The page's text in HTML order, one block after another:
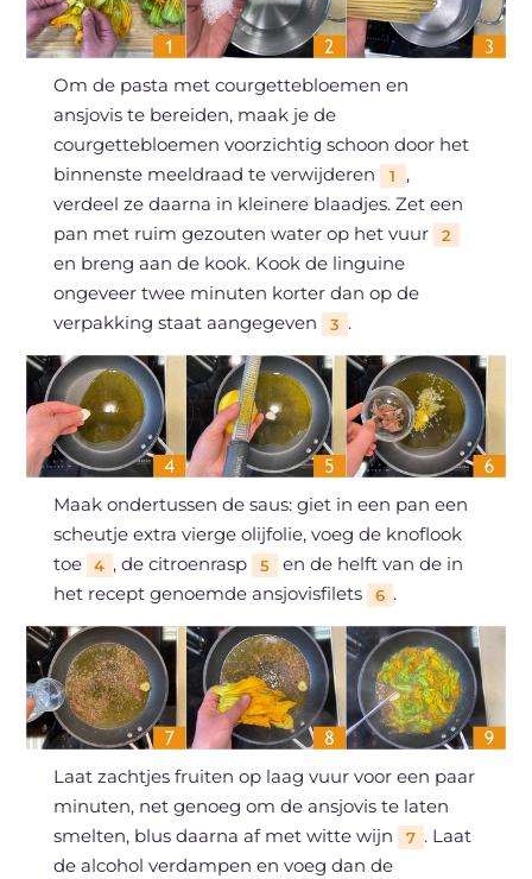
Om de pasta met courgettebloemen en
ansjovis te bereiden, maak je de
courgettebloemen voorzichtig schoon door het
binnenste meeldraad te verwijderen
1
,
verdeel ze daarna in kleinere blaadjes. Zet een
pan met ruim gezouten water op het vuur
2
en breng aan de kook. Kook de linguine
ongeveer twee minuten korter dan op de
verpakking staat aangegeven
3 .
Maak ondertussen de saus: giet in een pan een
scheutje extra vierge olijfolie, voeg de knoflook
toe
4 , de citroenrasp 5
en de helft van de in
het recept genoemde ansjovisfilets
6 .
Laat zachtjes fruiten op laag vuur voor een paar
minuten, net genoeg om de ansjovis te laten
smelten, blus daarna af met witte wijn
7 . Laat
de alcohol verdampen en voeg dan de